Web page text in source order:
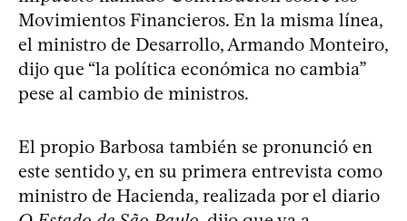
Movimientos Financieros. En la misma línea,
el ministro de Desarrollo, Armando Monteiro,
dijo que “la política económica no cambia”
pese al cambio de ministros.
El propio Barbosa también se pronunció en
este sentido y, en su primera entrevista como
ministro de Hacienda, realizada por el diario